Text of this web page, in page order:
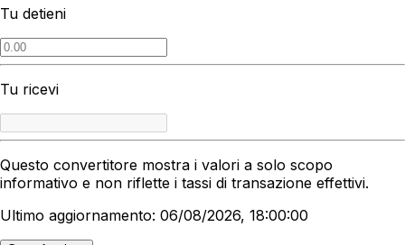
Tu detieni
Tu ricevi
Questo convertitore mostra i valori a solo scopo
informativo e non riflette i tassi di transazione effettivi.
Ultimo aggiornamento: 06/08/2026, 18:00:00